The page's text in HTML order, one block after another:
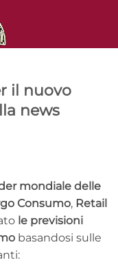
il nuovo
news
mondiale delle
Consumo, Retail
le previsioni
basandosi sulle